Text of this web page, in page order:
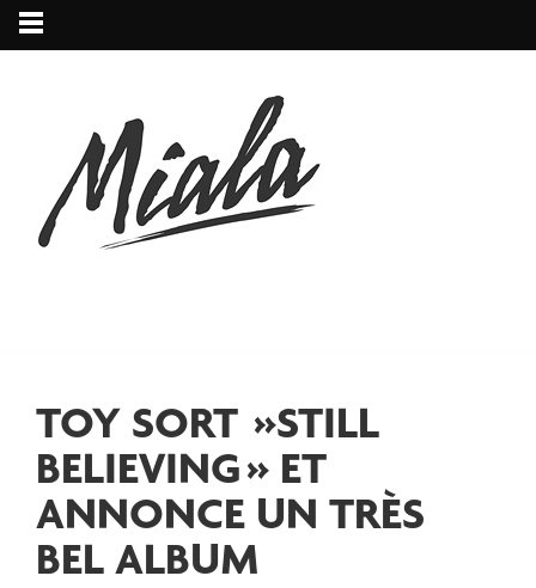
TOY SORT »STILL
BELIEVING » ET
ANNONCE UN TRÈS
BEL ALBUM